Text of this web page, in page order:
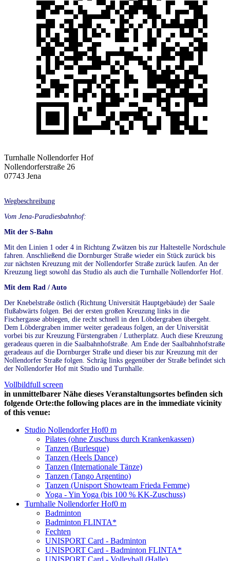
Turnhalle Nollendorfer Hof
Nollendorferstraße 26
07743 Jena
Wegbeschreibung
Vom Jena-Paradiesbahnhof:
Mit der S-Bahn
Mit den Linien 1 oder 4 in Richtung Zwätzen bis zur Haltestelle Nordschule
fahren. Anschließend die Dornburger Straße wieder ein Stück zurück bis
zur nächsten Kreuzung mit der Nollendorfer Straße zurück laufen. An der
Kreuzung liegt sowohl das Studio als auch die Turnhalle Nollendorfer Hof.
Mit dem Rad / Auto
Der Knebelstraße östlich (Richtung Universität Hauptgebäude) der Saale
flußabwärts folgen. Bei der ersten großen Kreuzung links in die
Fischergasse abbiegen, die recht schnell in den Löbdergraben übergeht.
Dem Löbdergraben immer weiter geradeaus folgen, an der Universität
vorbei bis zur Kreuzung Fürstengraben / Lutherplatz. Auch diese Kreuzung
geradeaus queren in die Saalbahnhofstraße. Am Ende der Saalbahnhofstraße
geradeaus auf die Dornburger Straße und dieser bis zur Kreuzung mit der
Nollendorfer Straße folgen. Schräg links gegenüber der Straße befindet sich
der Nollendorfer Hof mit Studio und Turnhalle.
Vollbildfull screen
in unmittelbarer Nähe dieses Veranstaltungsortes befinden sich
folgende Orte:the following places are in the immediate vicinity
of this venue:
Studio Nollendorfer Hof0 m
Pilates (ohne Zuschuss durch Krankenkassen)
Tanzen (Burlesque)
Tanzen (Heels Dance)
Tanzen (Internationale Tänze)
Tanzen (Tango Argentino)
Tanzen (Unisport Showteam Frieda Femme)
Yoga - Yin Yoga (bis 100 % KK-Zuschuss)
Turnhalle Nollendorfer Hof0 m
Badminton
Badminton FLINTA*
Fechten
UNISPORT Card - Badminton
UNISPORT Card - Badminton FLINTA*
UNISPORT Card - Volleyball (Halle)